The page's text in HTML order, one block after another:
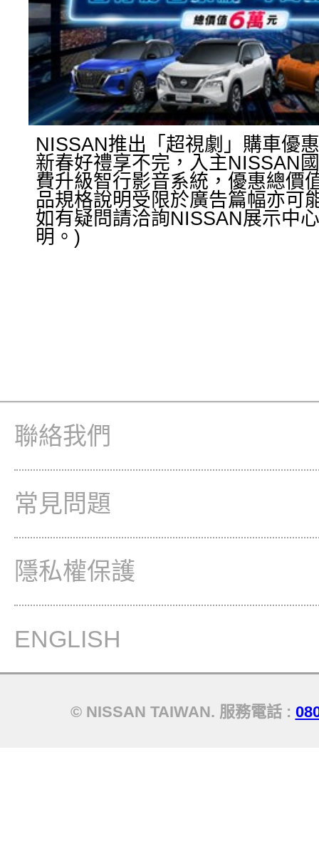
NISSAN推出「超視劇」購車優
新春好禮享不完，入主NISSAN
費升級智行影音系統，優惠總價
品規格說明受限於廣告篇幅亦可
如有疑問請洽詢NISSAN展示中
明。)
聯絡我們
常見問題
隱私權保護
ENGLISH
© NISSAN TAIWAN. 服務電話 :